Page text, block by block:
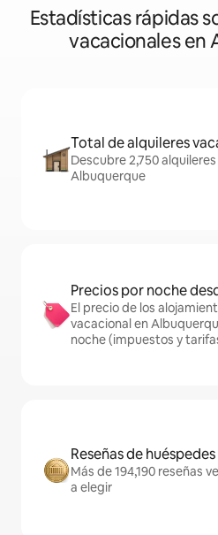
Estadísticas rápidas
vacacionales en
Total de alquileres
Descubre 2,750
Albuquerque
Precios por noche
El precio de los
vacacional en
noche (impuestos y
Reseñas de
Más de 194,190 reseñas
a elegir